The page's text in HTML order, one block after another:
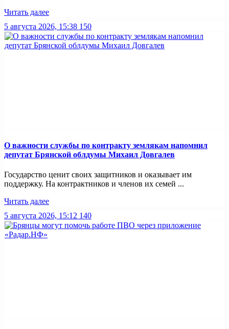
Читать далее
5 августа 2026, 15:38 150
О важности службы по контракту землякам напомнил
депутат Брянской облдумы Михаил Довгалев
Государство ценит своих защитников и оказывает им
поддержку. На контрактников и членов их семей ...
Читать далее
5 августа 2026, 15:12 140